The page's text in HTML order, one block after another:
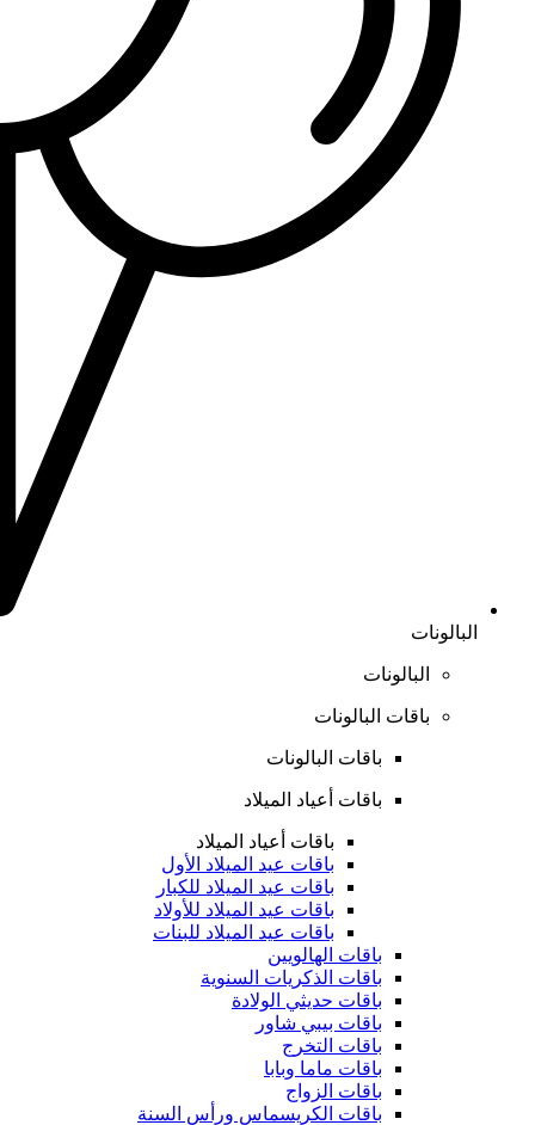
البالونات
البالونات
باقات البالونات
باقات البالونات
باقات أعياد الميلاد
باقات أعياد الميلاد
باقات عيد الميلاد الأول
باقات عيد الميلاد للكبار
باقات عيد الميلاد للأولاد
باقات عيد الميلاد للبنات
باقات الهالويين
باقات الذكريات السنوية
باقات حديثي الولادة
باقات بيبي شاور
باقات التخرج
باقات ماما وبابا
باقات الزواج
باقات الكريسماس ورأس السنة